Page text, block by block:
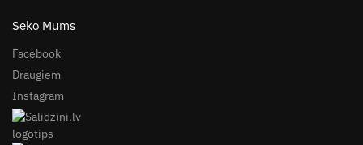
Seko Mums
Facebook
Draugiem
Instagram